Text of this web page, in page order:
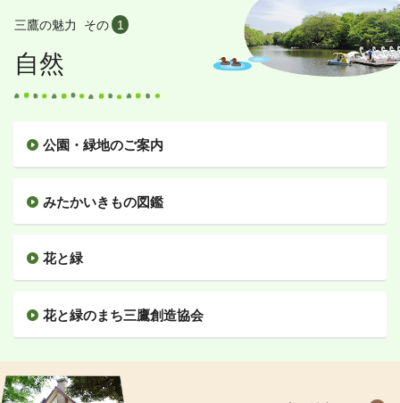
三鷹の魅力 その 1
自然
公園・緑地のご案内
みたかいきもの図鑑
花と緑
花と緑のまち三鷹創造協会